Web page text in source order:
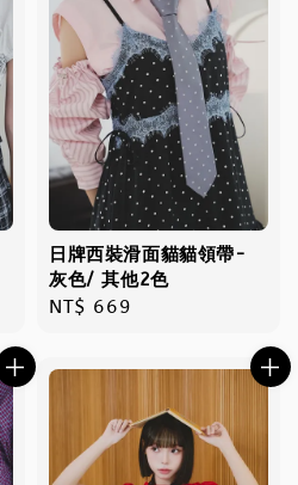
日牌西裝滑面貓貓領帶-
灰色/ 其他2色
Regular
NT$ 669